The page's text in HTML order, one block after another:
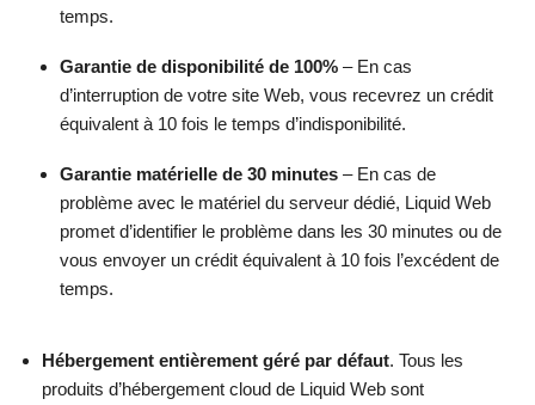
temps.
Garantie de disponibilité de 100% – En cas
d’interruption de votre site Web, vous recevrez un crédit
équivalent à 10 fois le temps d’indisponibilité.
Garantie matérielle de 30 minutes – En cas de
problème avec le matériel du serveur dédié, Liquid Web
promet d’identifier le problème dans les 30 minutes ou de
vous envoyer un crédit équivalent à 10 fois l’excédent de
temps.
Hébergement entièrement géré par défaut. Tous les
produits d’hébergement cloud de Liquid Web sont